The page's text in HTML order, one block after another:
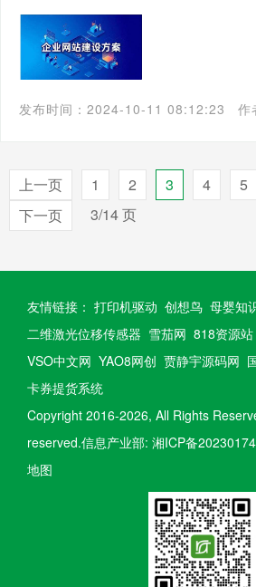
发布时间：2024-10-11 08:12:23 作
上一页 1 2 3 4 5
下一页
3/14 页
友情链接： 打印机驱动 创想鸟 母婴知
二维激光位移传感器 雪茄网 818资源站
VSO中文网 YAO8网创 贾静宇源码网
卡券提货系统
Copyright 2016-2026, All Rights
reserved.信息产业部: 湘ICP备
地图